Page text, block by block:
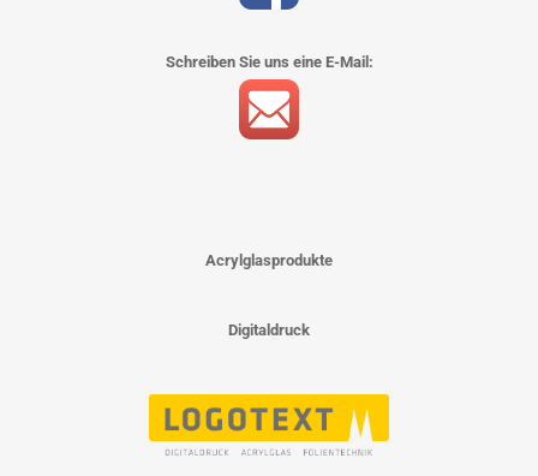
Schreiben Sie uns eine E-Mail:
Acrylglasprodukte
Digitaldruck